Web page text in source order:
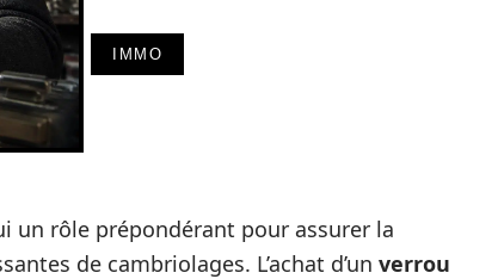
IMMO
un rôle prépondérant pour assurer la
de cambriolages. L’achat d’un verrou